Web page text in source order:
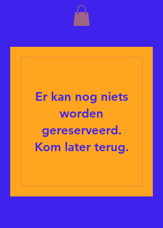
Er kan nog niets
worden
gereserveerd.
Kom later terug.